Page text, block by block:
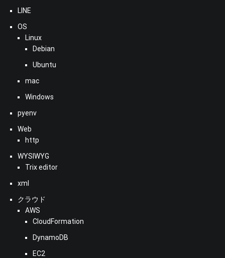
LINE
OS
Linux
Debian
Ubuntu
mac
Windows
pyenv
Web
http
WYSIWYG
Trix editor
xml
クラウド
AWS
CloudFormation
DynamoDB
EC2